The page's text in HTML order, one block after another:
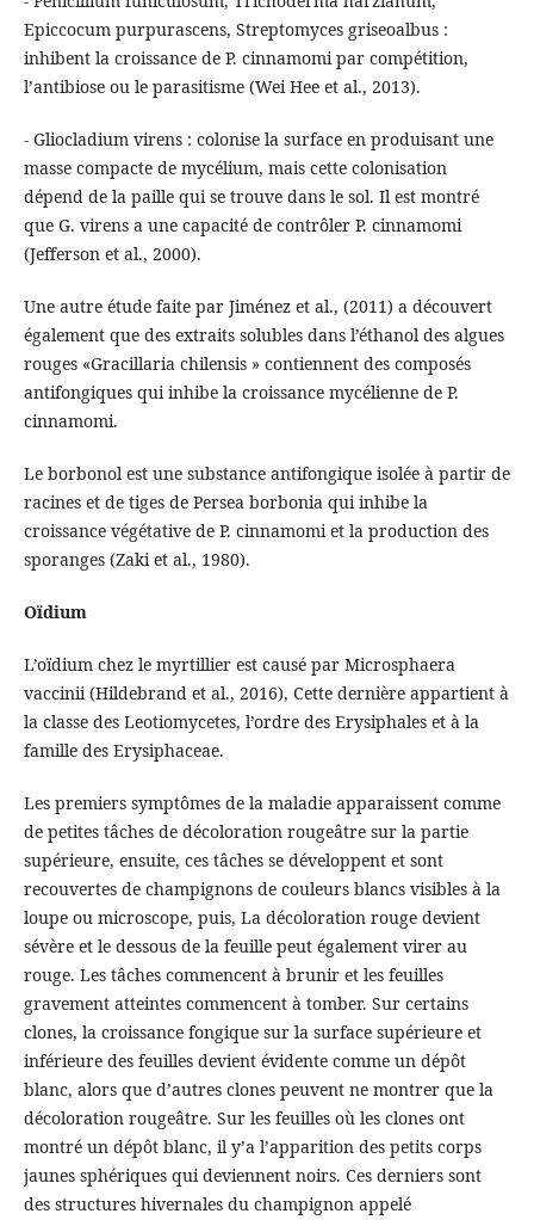
Epiccocum purpurascens, Streptomyces griseoalbus :
inhibent la croissance de P. cinnamomi par compétition,
l’antibiose ou le parasitisme (Wei Hee et al., 2013).
- Gliocladium virens : colonise la surface en produisant une
masse compacte de mycélium, mais cette colonisation
dépend de la paille qui se trouve dans le sol. Il est montré
que G. virens a une capacité de contrôler P. cinnamomi
(Jefferson et al., 2000).
Une autre étude faite par Jiménez et al., (2011) a découvert
également que des extraits solubles dans l’éthanol des algues
rouges «Gracillaria chilensis » contiennent des composés
antifongiques qui inhibe la croissance mycélienne de P.
cinnamomi.
Le borbonol est une substance antifongique isolée à partir de
racines et de tiges de Persea borbonia qui inhibe la
croissance végétative de P. cinnamomi et la production des
sporanges (Zaki et al., 1980).
Oïdium
L’oïdium chez le myrtillier est causé par Microsphaera
vaccinii (Hildebrand et al., 2016), Cette dernière appartient à
la classe des Leotiomycetes, l’ordre des Erysiphales et à la
famille des Erysiphaceae.
Les premiers symptômes de la maladie apparaissent comme
de petites tâches de décoloration rougeâtre sur la partie
supérieure, ensuite, ces tâches se développent et sont
recouvertes de champignons de couleurs blancs visibles à la
loupe ou microscope, puis, La décoloration rouge devient
sévère et le dessous de la feuille peut également virer au
rouge. Les tâches commencent à brunir et les feuilles
gravement atteintes commencent à tomber. Sur certains
clones, la croissance fongique sur la surface supérieure et
inférieure des feuilles devient évidente comme un dépôt
blanc, alors que d’autres clones peuvent ne montrer que la
décoloration rougeâtre. Sur les feuilles où les clones ont
montré un dépôt blanc, il y’a l’apparition des petits corps
jaunes sphériques qui deviennent noirs. Ces derniers sont
des structures hivernales du champignon appelé